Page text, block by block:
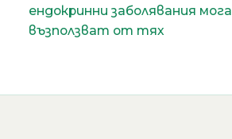
ендокринни заболявания
възползват от тях